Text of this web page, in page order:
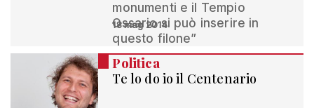
monumenti e il Tempio
Ossario si può inserire in
questo filone”
18 mag 2014
Politica
Te lo do io il Centenario